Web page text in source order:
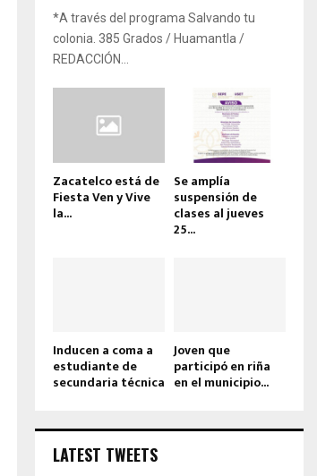
*A través del programa Salvando tu
colonia. 385 Grados / Huamantla /
REDACCIÓN...
Zacatelco está de
Fiesta Ven y Vive
la...
Se amplía
suspensión de
clases al jueves
25...
Inducen a coma a
estudiante de
secundaria técnica
Joven que
participó en riña
en el municipio...
LATEST TWEETS